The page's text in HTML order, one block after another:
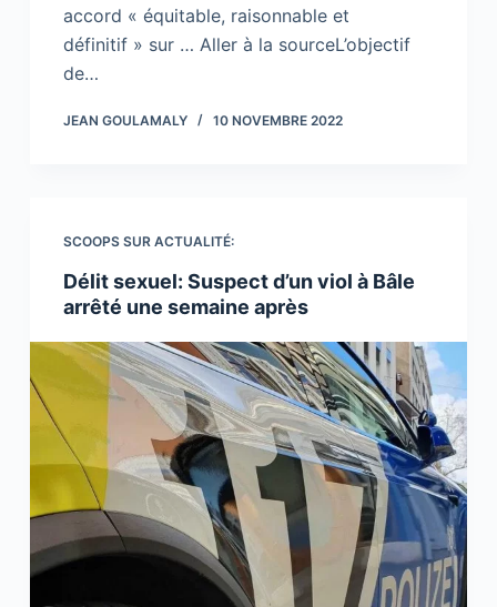
accord « équitable, raisonnable et
définitif » sur … Aller à la sourceL’objectif
de…
JEAN GOULAMALY 10 NOVEMBRE 2022
SCOOPS SUR ACTUALITÉ:
Délit sexuel: Suspect d’un viol à Bâle
arrêté une semaine après